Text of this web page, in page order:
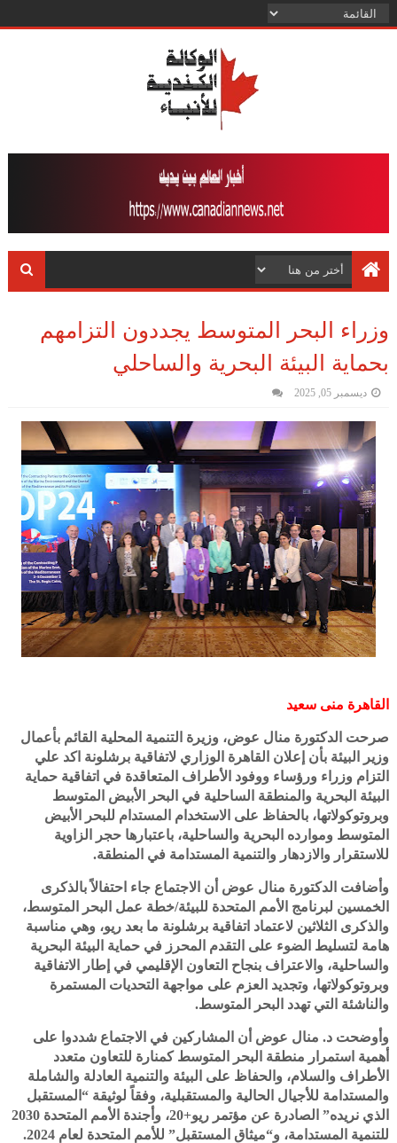
وزراء البحر المتوسط يجددون التزامهم
بحماية البيئة البحرية والساحلي
ديسمبر 05, 2025
القاهرة منى سعيد
صرحت الدكتورة منال عوض، وزيرة التنمية المحلية القائم بأعمال
وزير البيئة بأن إعلان القاهرة الوزاري لاتفاقية برشلونة اكد علي
التزام وزراء ورؤساء ووفود الأطراف المتعاقدة في اتفاقية حماية
البيئة البحرية والمنطقة الساحلية في البحر الأبيض المتوسط
وبروتوكولاتها، بالحفاظ على الاستخدام المستدام للبحر الأبيض
المتوسط وموارده البحرية والساحلية، باعتبارها حجر الزاوية
للاستقرار والازدهار والتنمية المستدامة في المنطقة.
وأضافت الدكتورة منال عوض أن الاجتماع جاء احتفالاً بالذكرى
الخمسين لبرنامج الأمم المتحدة للبيئة/خطة عمل البحر المتوسط،
والذكرى الثلاثين لاعتماد اتفاقية برشلونة ما بعد ريو، وهي مناسبة
هامة لتسليط الضوء على التقدم المحرز في حماية البيئة البحرية
والساحلية، والاعتراف بنجاح التعاون الإقليمي في إطار الاتفاقية
وبروتوكولاتها، وتجديد العزم على مواجهة التحديات المستمرة
والناشئة التي تهدد البحر المتوسط.
وأوضحت د. منال عوض أن المشاركين في الاجتماع شددوا على
أهمية استمرار منطقة البحر المتوسط كمنارة للتعاون متعدد
الأطراف والسلام، والحفاظ على البيئة والتنمية العادلة والشاملة
والمستدامة للأجيال الحالية والمستقبلية، وفقاً لوثيقة “المستقبل
الذي نريده” الصادرة عن مؤتمر ريو+20، وأجندة الأمم المتحدة 2030
للتنمية المستدامة، و“ميثاق المستقبل” للأمم المتحدة لعام 2024.